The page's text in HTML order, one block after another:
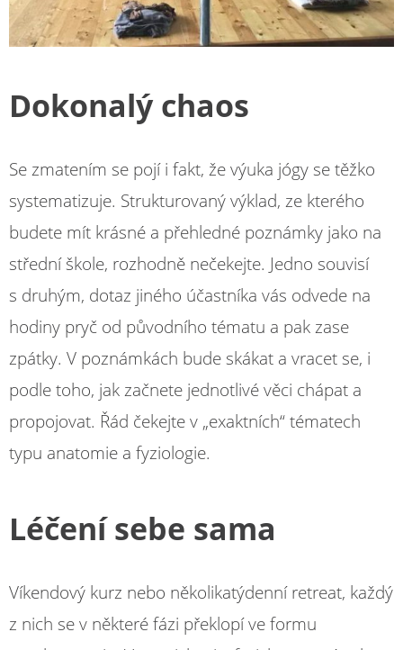
Dokonalý chaos
Se zmatením se pojí i fakt, že výuka jógy se těžko
systematizuje. Strukturovaný výklad, ze kterého
budete mít krásné a přehledné poznámky jako na
střední škole, rozhodně nečekejte. Jedno souvisí
s druhým, dotaz jiného účastníka vás odvede na
hodiny pryč od původního tématu a pak zase
zpátky. V poznámkách bude skákat a vracet se, i
podle toho, jak začnete jednotlivé věci chápat a
propojovat. Řád čekejte v „exaktních“ tématech
typu anatomie a fyziologie.
Léčení sebe sama
Víkendový kurz nebo několikatýdenní retreat, každý
z nich se v některé fázi překlopí ve formu